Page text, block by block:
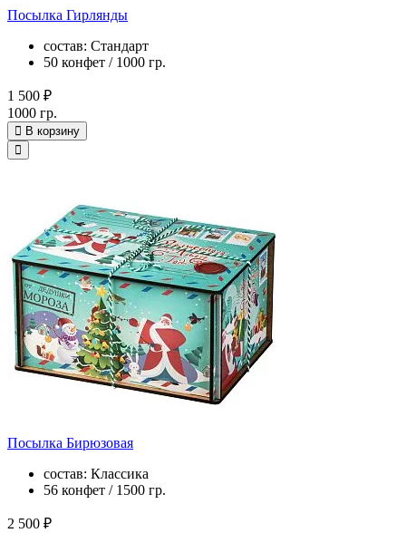
Посылка Гирлянды
состав: Стандарт
50 конфет / 1000 гр.
1 500 ₽
1000 гр.
В корзину
Посылка Бирюзовая
состав: Классика
56 конфет / 1500 гр.
2 500 ₽